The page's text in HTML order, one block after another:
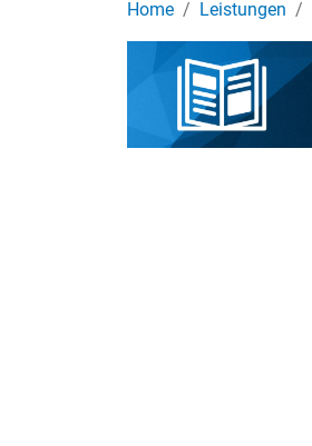
Home Leistungen